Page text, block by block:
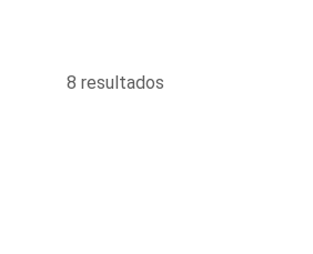
8 resultados